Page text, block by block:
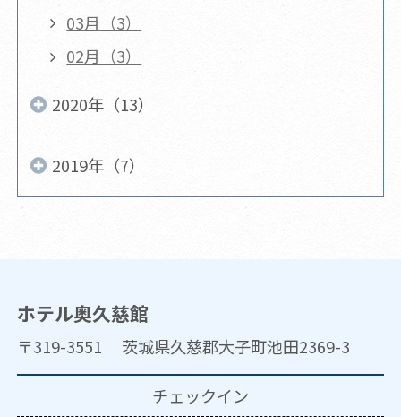
03月（3）
02月（3）
2020年（13）
2019年（7）
ホテル奥久慈館
〒319-3551 茨城県久慈郡大子町池田2369-3
チェックイン